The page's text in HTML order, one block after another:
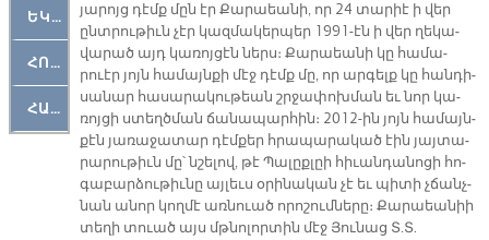
ԵԿԵՂԵՑԱԿԱՆ
ՀՈԳԵՄՏԱՒՈՐ
ՀԱՐԹԱԿ
յա­րոյց դէմք մըն էր Քա­րաեա­նի, որ 24 տա­րիէ ի վեր
ընտ­րու­թիւն չէր կազ­մա­կեր­պեր 1991-էն ի վեր ղե­կա­
վա­րած այդ կա­ռոյ­ցէն ներս։ Քա­րաեա­նի կը հա­մա­
րուէր յոյն հա­մայն­քի մէջ դէմք մը, որ ար­գելք կը հան­դի­
սա­նար հա­սա­րա­կու­թեան շրջա­փոխ­ման եւ նոր կա­
ռոյ­ցի ստեղծ­ման ճա­նա­պար­հին։ 2012-ին յոյն հա­մայն­
քէն յա­ռա­ջա­տար դէմ­քեր հրա­պա­րա­կած էին յայ­տա­
րա­րու­թիւն մը՝ նշե­լով, թէ Պա­լըք­լըի հի­ւան­դա­նո­ցի հո­
գա­բար­ձու­թիւ­նը այլեւս օ­րի­նա­կան չէ եւ պի­տի չճանչ­
նան անոր կող­մէ առ­նուած ո­րո­շումները։ Քարաեանիի
տեղի տուած այս մթնոլորտին մէջ Յունաց Տ.Տ.